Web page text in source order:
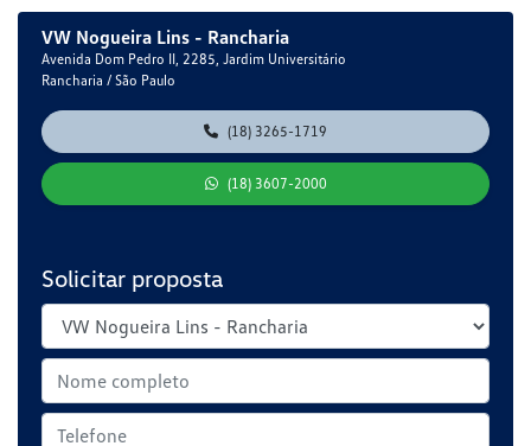
VW Nogueira Lins - Rancharia
Avenida Dom Pedro II, 2285, Jardim Universitário
Rancharia / São Paulo
(18) 3265-1719
(18) 3607-2000
Solicitar proposta